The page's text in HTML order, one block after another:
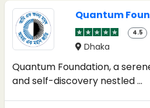
Quantum
4.5
Dhaka
Quantum Foundation, a
and self-discovery nestled ...